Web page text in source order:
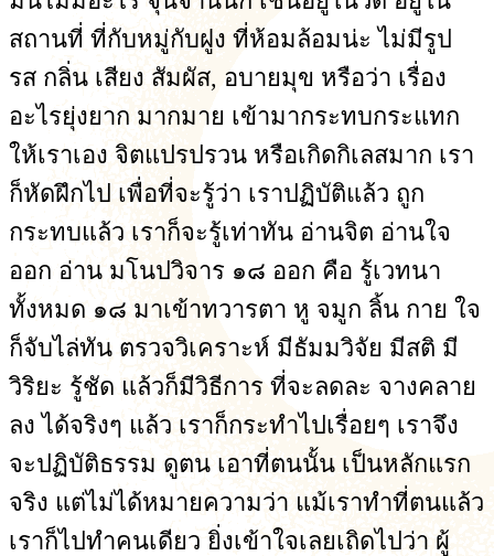
สถานที่ ที่กับหมู่กับฝูง ที่ห้อมล้อมน่ะ ไม่มีรูป
รส กลิ่น เสียง สัมผัส, อบายมุข หรือว่า เรื่อง
อะไรยุ่งยาก มากมาย เข้ามากระทบกระแทก
ให้เราเอง จิตแปรปรวน หรือเกิดกิเลสมาก เรา
ก็หัดฝึกไป เพื่อที่จะรู้ว่า เราปฏิบัติแล้ว ถูก
กระทบแล้ว เราก็จะรู้เท่าทัน อ่านจิต อ่านใจ
ออก อ่าน มโนปวิจาร ๑๘ ออก คือ รู้เวทนา
ทั้งหมด ๑๘ มาเข้าทวารตา หู จมูก ลิ้น กาย ใจ
ก็จับไล่ทัน ตรวจวิเคราะห์ มีธัมมวิจัย มีสติ มี
วิริยะ รู้ชัด แล้วก็มีวิธีการ ที่จะลดละ จางคลาย
ลง ได้จริงๆ แล้ว เราก็กระทำไปเรื่อยๆ เราจึง
จะปฏิบัติธรรม ดูตน เอาที่ตนนั้น เป็นหลักแรก
จริง แต่ไม่ได้หมายความว่า แม้เราทำที่ตนแล้ว
เราก็ไปทำคนเดียว ยิ่งเข้าใจเลยเถิดไปว่า ผู้